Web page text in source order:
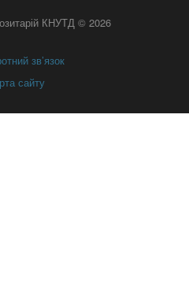
КНУТД © 2026
зв’язок
сайту